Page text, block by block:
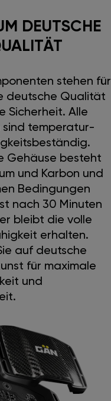
DEUTSCHE
stehen für
deutsche Qualität
Sicherheit. Alle
sind temperatur-
Gehäuse besteht
und Karbon und
Bedingungen
nach 30 Minuten
bleibt die volle
erhalten.
auf deutsche
für maximale
und